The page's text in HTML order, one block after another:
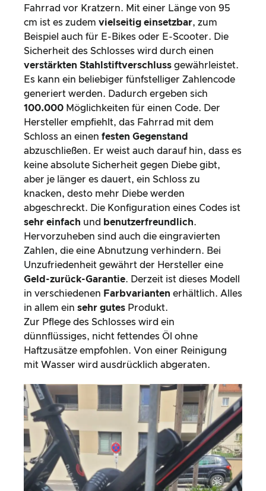
Fahrrad vor Kratzern. Mit einer Länge von 95
cm ist es zudem vielseitig einsetzbar, zum
Beispiel auch für E-Bikes oder E-Scooter. Die
Sicherheit des Schlosses wird durch einen
verstärkten Stahlstiftverschluss gewährleistet.
Es kann ein beliebiger fünfstelliger Zahlencode
generiert werden. Dadurch ergeben sich
100.000 Möglichkeiten für einen Code. Der
Hersteller empfiehlt, das Fahrrad mit dem
Schloss an einen festen Gegenstand
abzuschließen. Er weist auch darauf hin, dass es
keine absolute Sicherheit gegen Diebe gibt,
aber je länger es dauert, ein Schloss zu
knacken, desto mehr Diebe werden
abgeschreckt. Die Konfiguration eines Codes ist
sehr einfach und benutzerfreundlich.
Hervorzuheben sind auch die eingravierten
Zahlen, die eine Abnutzung verhindern. Bei
Unzufriedenheit gewährt der Hersteller eine
Geld-zurück-Garantie. Derzeit ist dieses Modell
in verschiedenen Farbvarianten erhältlich. Alles
in allem ein sehr gutes Produkt.
Zur Pflege des Schlosses wird ein
dünnflüssiges, nicht fettendes Öl ohne
Haftzusätze empfohlen. Von einer Reinigung
mit Wasser wird ausdrücklich abgeraten.